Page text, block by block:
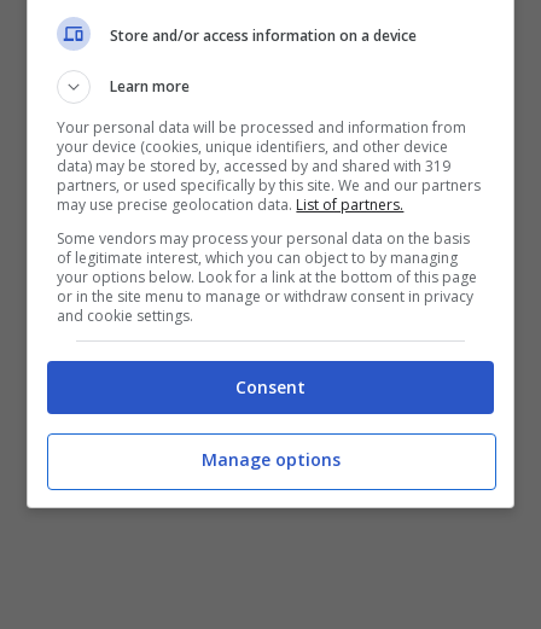
Store and/or access information on a device
Learn more
Your personal data will be processed and information from
your device (cookies, unique identifiers, and other device
data) may be stored by, accessed by and shared with 319
partners, or used specifically by this site. We and our partners
may use precise geolocation data. List of partners.
Some vendors may process your personal data on the basis
of legitimate interest, which you can object to by managing
your options below. Look for a link at the bottom of this page
or in the site menu to manage or withdraw consent in privacy
and cookie settings.
Consent
Manage options